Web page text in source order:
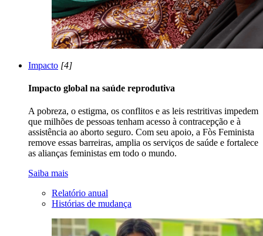
Impacto [4]
Impacto global na saúde reprodutiva
A pobreza, o estigma, os conflitos e as leis restritivas impedem
que milhões de pessoas tenham acesso à contracepção e à
assistência ao aborto seguro. Com seu apoio, a Fòs Feminista
remove essas barreiras, amplia os serviços de saúde e fortalece
as alianças feministas em todo o mundo.
Saiba mais
Relatório anual
Histórias de mudança